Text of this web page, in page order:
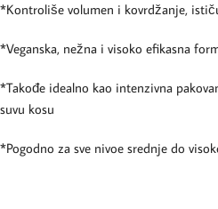
*Kontroliše volumen i kovrdžanje,
*Veganska, nežna i visoko efikasna
*Takođe idealno kao intenzivna
suvu kosu
*Pogodno za sve nivoe srednje do